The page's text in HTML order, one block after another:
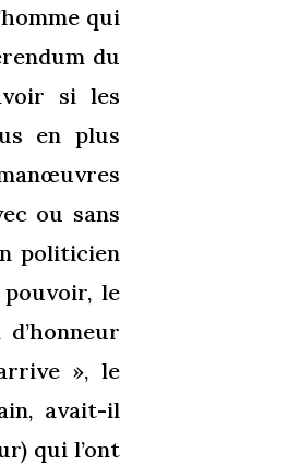
qui
du
si les
en plus
ou sans
politicien
le
», le
avait-il
qui l’ont